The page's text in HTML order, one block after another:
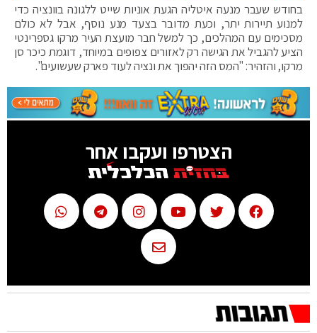
בחודש שעבר מנעה איטליה הגעת אוניות שייט ללגונה בוונציה כדי
למנוע תיירות יתר, וכעת מדובר בצעד מנע נוסף, אבל לא כולם
מסכימים עם המהלכים, כך למשל חבר מועצת העיר מרקו גספרינטי
הציע להגביל את הגישה רק לאזורים צפופים במיוחד, דוגמת כיכר סן
מרקו, והזהיר: "המס הזה יהפוך את ונציה לעוד פארק שעשועים".
הצטרפו ועקבו אחר